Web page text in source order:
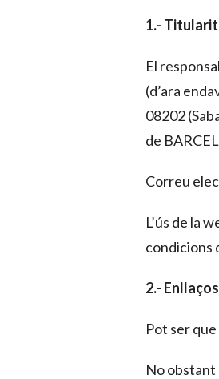
1.-
El
(d’ara
08202
de
Correu
L’ús de la
condicions
2.-
Pot ser
No obstant